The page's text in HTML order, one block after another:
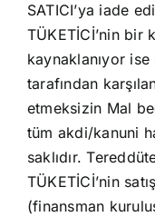
SATICI’ya iade
TÜKETİCİ’nin bir
kaynaklanıyor
tarafından
etmeksizin Mal
tüm akdi/kanuni
saklıdır.
TÜKETİCİ’nin
(finansman